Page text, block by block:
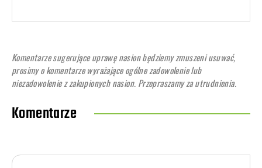
Komentarze sugerujące uprawę nasion będziemy zmuszeni usuwać,
prosimy o komentarze wyrażające ogólne zadowolenie lub
niezadowolenie z zakupionych nasion. Przepraszamy za utrudnienia.
Komentarze